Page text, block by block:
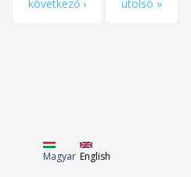
következő › utolsó »
Magyar English